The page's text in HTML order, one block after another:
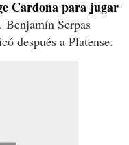
Cardona para jugar
Benjamín Serpas
después a Platense.